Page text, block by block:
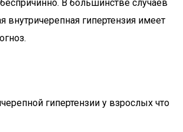
В большинстве случаев
внутричерепная гипертензия имеет